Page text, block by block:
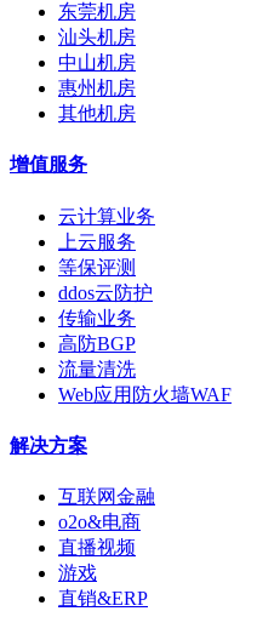
东莞机房
汕头机房
中山机房
惠州机房
其他机房
增值服务
云计算业务
上云服务
等保评测
ddos云防护
传输业务
高防BGP
流量清洗
Web应用防火墙WAF
解决方案
互联网金融
o2o&电商
直播视频
游戏
直销&ERP